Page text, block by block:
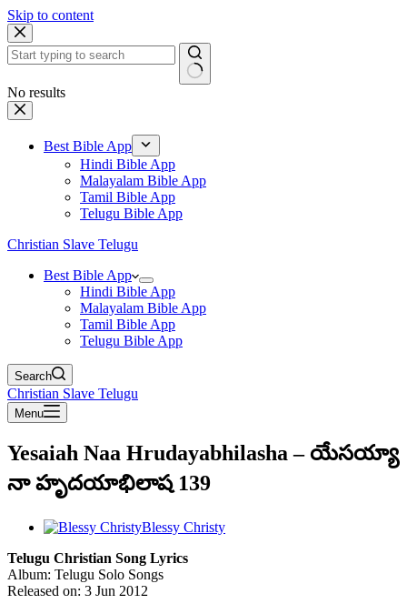
Skip to content
No results
Best Bible App
Hindi Bible App
Malayalam Bible App
Tamil Bible App
Telugu Bible App
Christian Slave Telugu
Best Bible App
Hindi Bible App
Malayalam Bible App
Tamil Bible App
Telugu Bible App
Search
Christian Slave Telugu
Menu
Yesaiah Naa Hrudayabhilasha – యేసయ్యా
నా హృదయాభిలాష 139
Blessy Christy
Telugu Christian Song Lyrics
Album: Telugu Solo Songs
Released on: 3 Jun 2012